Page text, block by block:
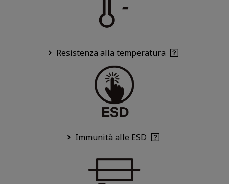
Resistenza alla temperatura
Immunità alle ESD